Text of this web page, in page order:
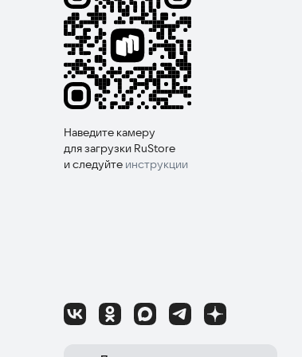
Наведите камеру
для загрузки RuStore
и следуйте инструкции